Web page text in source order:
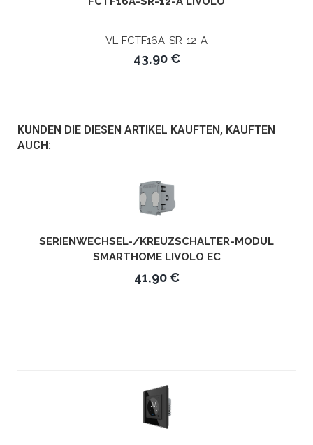
VL-FCTF16A-SR-12-A
43,90 €
KUNDEN DIE DIESEN ARTIKEL KAUFTEN, KAUFTEN
AUCH:
SERIENWECHSEL-/KREUZSCHALTER-MODUL
SMARTHOME LIVOLO EC
41,90 €